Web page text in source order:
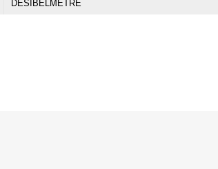
DESİBELMETRE